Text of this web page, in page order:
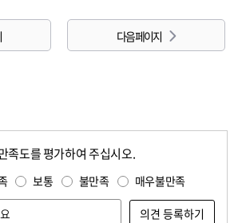
다음 페이지
족도를 평가하여 주십시오.
보통 불만족 매우불만족